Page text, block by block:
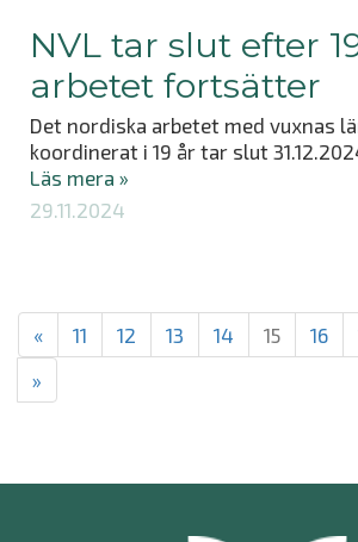
NVL tar slut efter
arbetet fortsätter
Det nordiska arbetet med vuxnas
koordinerat i 19 år tar slut
Läs mera »
29.11.2024
« 11 12 13 14 15 16
»